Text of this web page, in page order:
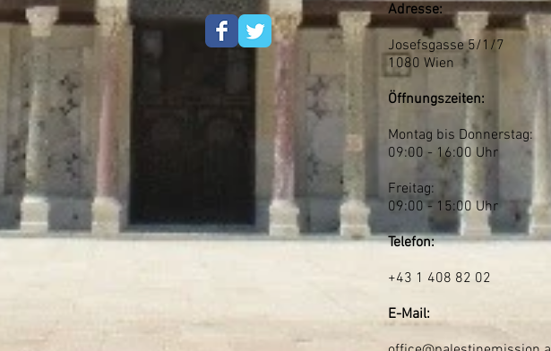
Adresse:
Josefsgasse 5/1/7
1080 Wien
Öffnungszeiten:
Montag bis Donnerstag:
09:00 - 16:00 Uhr
Freitag:
09:00 - 15:00 Uhr
Telefon:
+43 1 408 82 02
E-Mail: